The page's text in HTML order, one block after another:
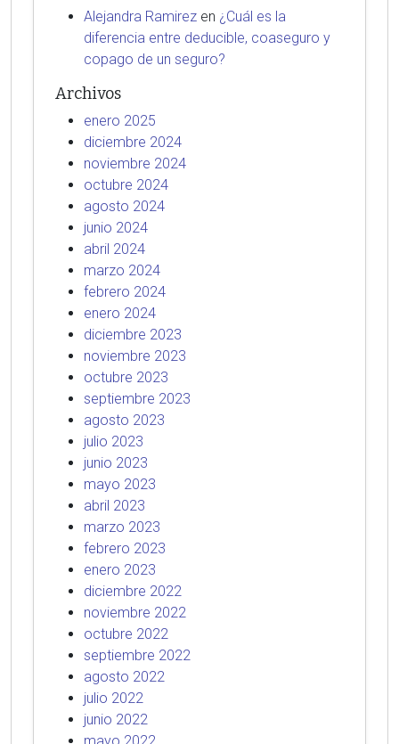
Alejandra Ramirez en ¿Cuál es la
diferencia entre deducible, coaseguro y
copago de un seguro?
Archivos
enero 2025
diciembre 2024
noviembre 2024
octubre 2024
agosto 2024
junio 2024
abril 2024
marzo 2024
febrero 2024
enero 2024
diciembre 2023
noviembre 2023
octubre 2023
septiembre 2023
agosto 2023
julio 2023
junio 2023
mayo 2023
abril 2023
marzo 2023
febrero 2023
enero 2023
diciembre 2022
noviembre 2022
octubre 2022
septiembre 2022
agosto 2022
julio 2022
junio 2022